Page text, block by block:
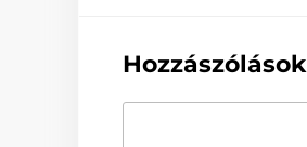
Hozzászólások